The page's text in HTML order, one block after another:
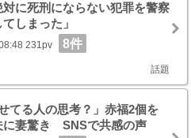
に死刑にならない犯罪を警察
しまった」
231pv 8件
話題
てる人の思考？」赤福2個を
に妻驚き SNSで共感の声